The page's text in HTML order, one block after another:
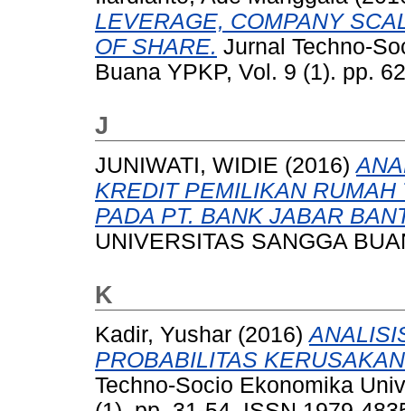
LEVERAGE, COMPANY
OF SHARE. Jurnal Techno-
Buana YPKP, Vol. 9 (1). pp.
J
JUNIWATI, WIDIE (2016)
KREDIT PEMILIKAN
PADA PT. BANK JABAR
UNIVERSITAS SANGGA
K
Kadir, Yushar (2016)
PROBABILITAS
Techno-Socio Ekonomika